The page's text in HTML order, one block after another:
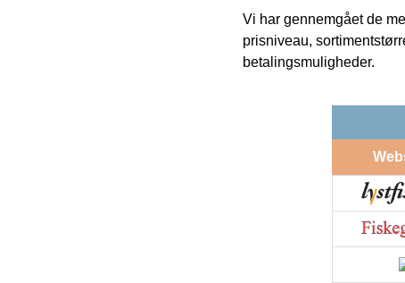
Vi har gennemgået de
prisniveau,
betalingsmuligheder.